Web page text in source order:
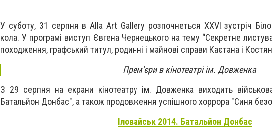
У суботу, 31 серпня в Alla Art Gallery розпочнеться XXVI зустріч
кола. У програмі виступ Євгена Чернецького на тему “Секретне
походження, графський титул, родинні і майнові справи Каєтана і
Прем'єри в кінотеатрі ім. Довженка
З 29 серпня на екрани кінотеатру ім. Довженка виходить
Батальйон Донбас", а також продовження успішного хоррора "Синя
Іловайськ 2014. Батальйон Донбас